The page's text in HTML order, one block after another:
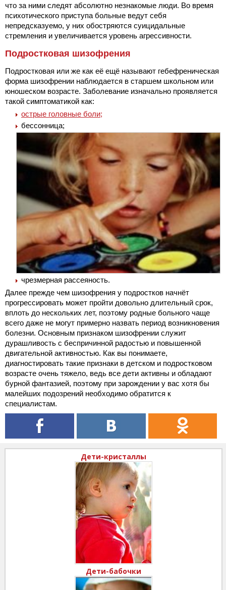
что за ними следят абсолютно незнакомые люди. Во время
психотического приступа больные ведут себя
непредсказуемо, у них обостряются суицидальные
стремления и увеличивается уровень агрессивности.
Подростковая шизофрения
Подростковая или же как её ещё называют гебефреническая
форма шизофрении наблюдается в старшем школьном или
юношеском возрасте. Заболевание изначально проявляется
такой симптоматикой как:
острые головные боли;
бессонница;
чрезмерная рассеяность.
Далее прежде чем шизофрения у подростков начнёт
прогрессировать может пройти довольно длительный срок,
вплоть до нескольких лет, поэтому родные больного чаще
всего даже не могут примерно назвать период возникновения
болезни. Основным признаком шизофрении служит
дурашливость с беспричинной радостью и повышенной
двигательной активностью. Как вы понимаете,
диагностировать такие признаки в детском и подростковом
возрасте очень тяжело, ведь все дети активны и обладают
бурной фантазией, поэтому при зарождении у вас хотя бы
малейших подозрений необходимо обратится к
специалистам.
Дети-кристаллы
Дети-бабочки